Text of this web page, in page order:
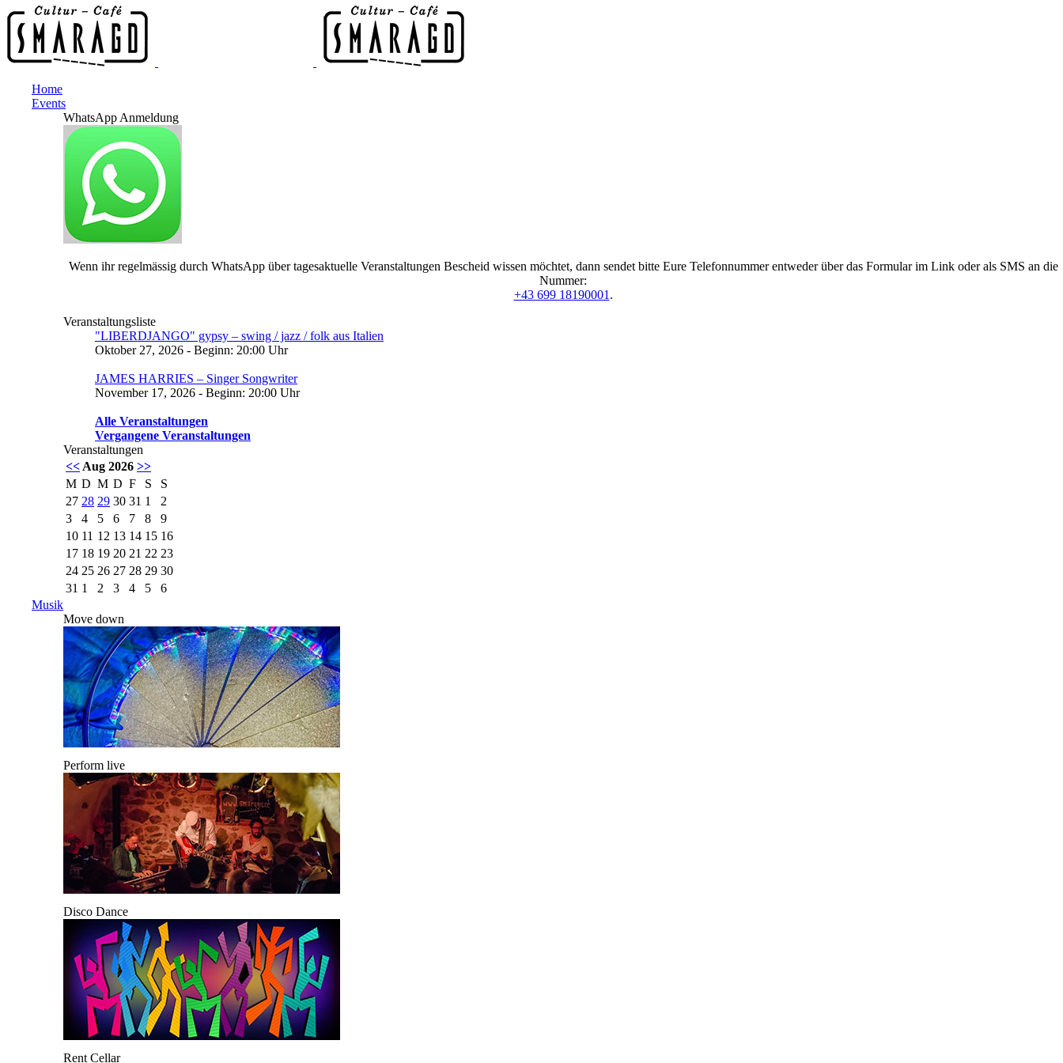
Home
Events
WhatsApp Anmeldung
Wenn ihr regelmässig durch WhatsApp über tagesaktuelle Veranstaltungen Bescheid wissen möchtet, dann sendet bitte Eure Telefonnummer entweder über das Formular im Link oder als SMS an die
Nummer:
+43 699 18190001 .
Veranstaltungsliste
"LIBERDJANGO" gypsy – swing / jazz / folk aus Italien
Oktober 27, 2026 - Beginn: 20:00 Uhr
JAMES HARRIES – Singer Songwriter
November 17, 2026 - Beginn: 20:00 Uhr
Alle Veranstaltungen
Vergangene Veranstaltungen
Veranstaltungen
<< Aug 2026 >>
M D M D F S
S
27 28 29 30 31 1
2
3
4 5 6 7 8
9
10 11 12 13 14 15 16
17 18 19 20 21 22 23
24 25 26 27 28 29 30
31 1 2 3 4 5
6
Musik
Move down
Perform live
Disco Dance
Rent Cellar